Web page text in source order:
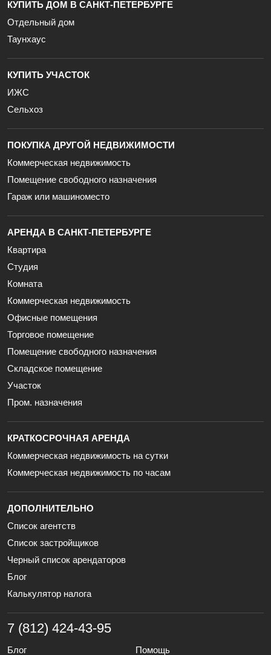
КУПИТЬ ДОМ В САНКТ-ПЕТЕРБУРГЕ
Отдельный дом
Таунхаус
КУПИТЬ УЧАСТОК
ИЖС
Сельхоз
ПОКУПКА ДРУГОЙ НЕДВИЖИМОСТИ
Коммерческая недвижимость
Помещение свободного назначения
Гараж или машиноместо
АРЕНДА В САНКТ-ПЕТЕРБУРГЕ
Квартира
Студия
Комната
Коммерческая недвижимость
Офисные помещения
Торговое помещение
Помещение свободного назначения
Складское помещение
Участок
Пром. назначения
КРАТКОСРОЧНАЯ АРЕНДА
Коммерческая недвижимость на сутки
Коммерческая недвижимость по часам
ДОПОЛНИТЕЛЬНО
Список агентств
Список застройщиков
Черный список арендаторов
Блог
Калькулятор налога
7 (812) 424-43-95
Блог Помощь